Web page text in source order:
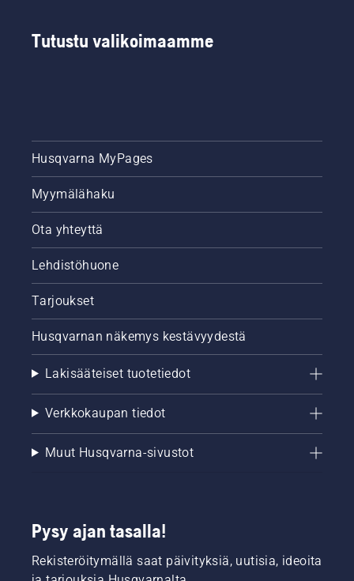
Tutustu valikoimaamme
Husqvarna MyPages
Myymälähaku
Ota yhteyttä
Lehdistöhuone
Tarjoukset
Husqvarnan näkemys kestävyydestä
Lakisääteiset tuotetiedot
Verkkokaupan tiedot
Muut Husqvarna-sivustot
Pysy ajan tasalla!
Rekisteröitymällä saat päivityksiä, uutisia, ideoita